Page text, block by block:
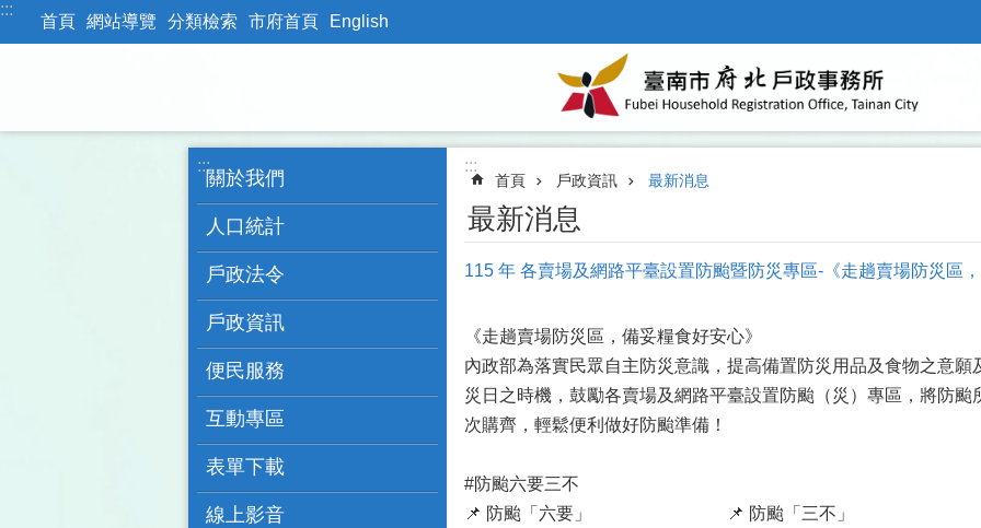
跳到主要內容區塊
:::
首頁 網站導覽 分類檢索 市府首頁 English
:::
關於我們
人口統計
戶政法令
戶政資訊
便民服務
互動專區
表單下載
線上影音
:::
首頁 戶政資訊 最新消息
最新消息
115 年 各賣場及網路平臺設置防颱暨防災專區-《走趟賣場防災區
《走趟賣場防災區，備妥糧食好安心》
內政部為落實民眾自主防災意識，提高備置防災用品及食物之意
災日之時機，鼓勵各賣場及網路平臺設置防颱（災）專區，將防
次購齊，輕鬆便利做好防颱準備！
#防颱六要三不
📌 防颱「六要」 📌 防颱「三不」